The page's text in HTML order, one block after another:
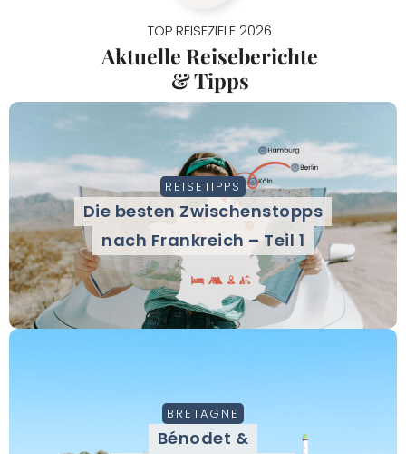
TOP REISEZIELE 2026
Aktuelle Reiseberichte
& Tipps
REISETIPPS
Die besten Zwischenstopps
nach Frankreich – Teil 1
BRETAGNE
Bénodet &